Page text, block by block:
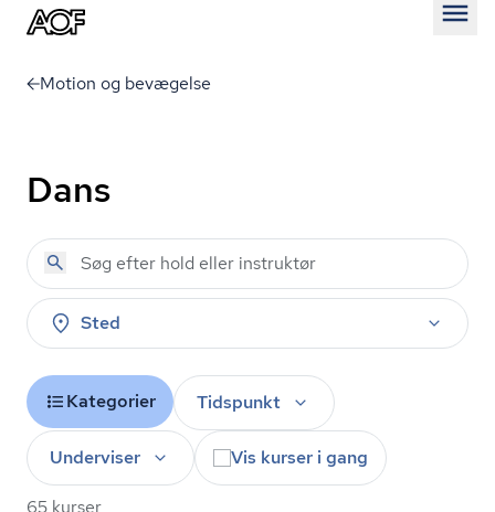
Motion og bevægelse
Dans
Sted
Kategorier Tidspunkt
Underviser Vis kurser i gang
65 kurser